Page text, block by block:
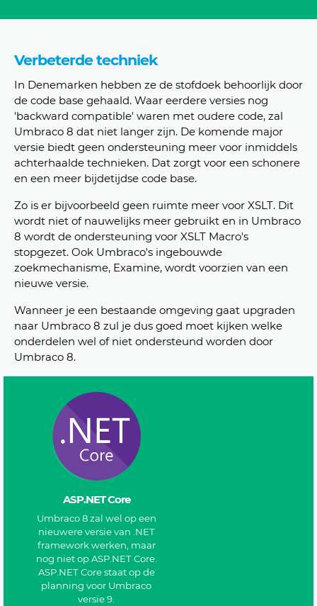
Verbeterde techniek
In Denemarken hebben ze de stofdoek behoorlijk door
de code base gehaald. Waar eerdere versies nog
'backward compatible' waren met oudere code, zal
Umbraco 8 dat niet langer zijn. De komende major
versie biedt geen ondersteuning meer voor inmiddels
achterhaalde technieken. Dat zorgt voor een schonere
en een meer bijdetijdse code base.
Zo is er bijvoorbeeld geen ruimte meer voor XSLT. Dit
wordt niet of nauwelijks meer gebruikt en in Umbraco
8 wordt de ondersteuning voor XSLT Macro's
stopgezet. Ook Umbraco's ingebouwde
zoekmechanisme, Examine, wordt voorzien van een
nieuwe versie.
Wanneer je een bestaande omgeving gaat upgraden
naar Umbraco 8 zul je dus goed moet kijken welke
onderdelen wel of niet ondersteund worden door
Umbraco 8.
ASP.NET Core
Umbraco 8 zal wel op een
nieuwere versie van .NET
framework werken, maar
nog niet op ASP.NET Core.
ASP.NET Core staat op de
planning voor Umbraco
versie 9.